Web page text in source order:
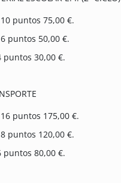
puntos 75,00 €.
puntos 50,00 €.
puntos 30,00 €.
puntos 175,00 €.
puntos 120,00 €.
puntos 80,00 €.